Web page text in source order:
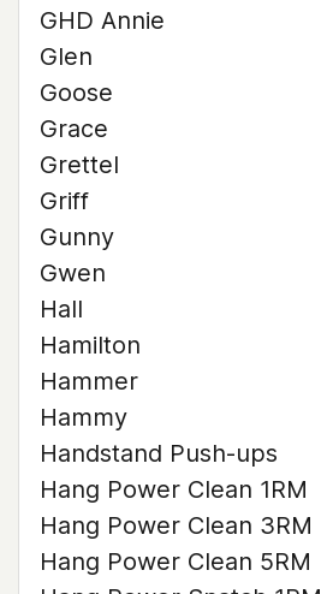
GHD Annie
Glen
Goose
Grace
Grettel
Griff
Gunny
Gwen
Hall
Hamilton
Hammer
Hammy
Handstand Push-ups
Hang Power Clean 1RM
Hang Power Clean 3RM
Hang Power Clean 5RM